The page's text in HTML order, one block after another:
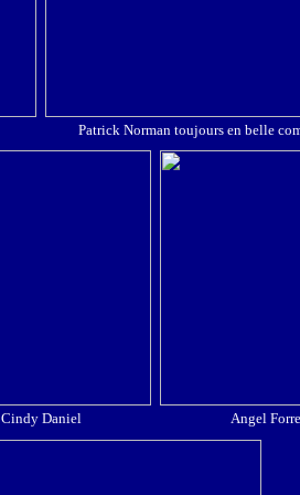
Patrick Norman toujours en belle
Cindy Daniel Angel